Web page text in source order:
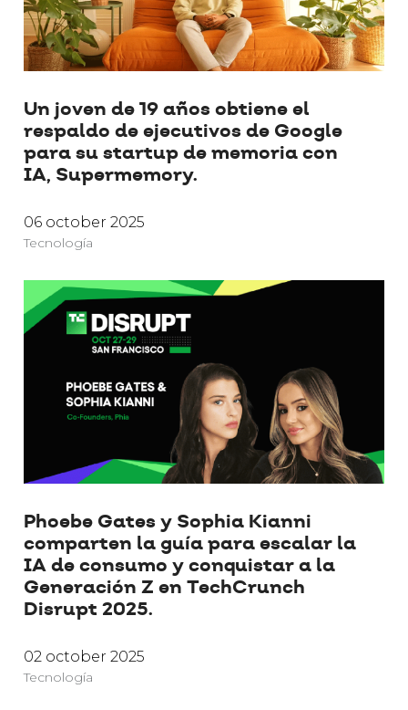
Un joven de 19 años obtiene el
respaldo de ejecutivos de Google
para su startup de memoria con
IA, Supermemory.
06 october 2025
Tecnología
Phoebe Gates y Sophia Kianni
comparten la guía para escalar la
IA de consumo y conquistar a la
Generación Z en TechCrunch
Disrupt 2025.
02 october 2025
Tecnología